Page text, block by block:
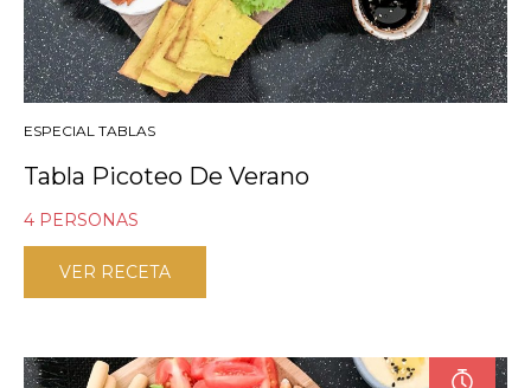
ESPECIAL TABLAS
Tabla Picoteo De Verano
4 PERSONAS
VER RECETA